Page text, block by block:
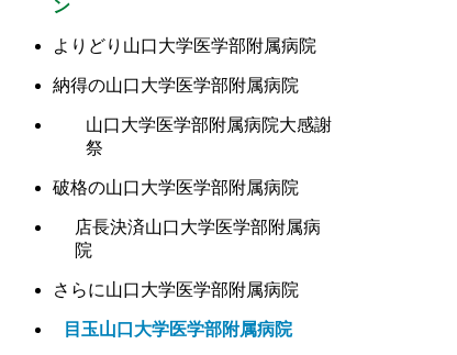
ン
よりどり山口大学医学部附属病院
納得の山口大学医学部附属病院
山口大学医学部附属病院大感謝
祭
破格の山口大学医学部附属病院
店長決済山口大学医学部附属病
院
さらに山口大学医学部附属病院
目玉山口大学医学部附属病院